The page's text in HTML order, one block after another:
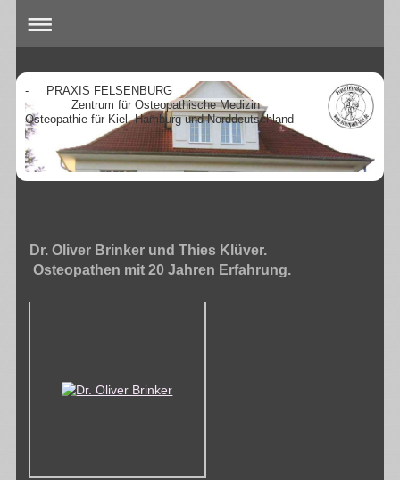
- PRAXIS FELSENBURG
Zentrum für Osteopathische Medizin
Osteopathie für Kiel, Hamburg und Norddeutschland
Dr. Oliver Brinker und Thies Klüver.
Osteopathen mit 20 Jahren Erfahrung.